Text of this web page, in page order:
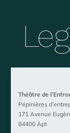
Théâtre de
Pépinières
171 Avenue
84400 Apt